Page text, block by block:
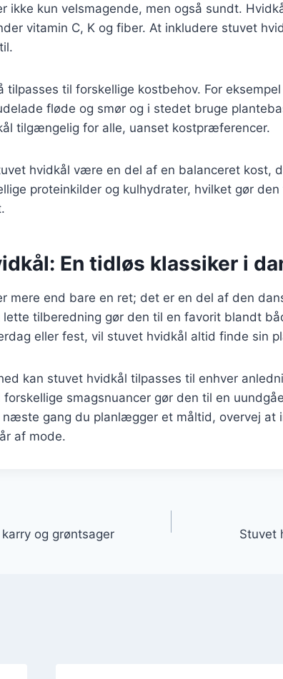
ikke kun velsmagende, men også sundt.
vitamin C, K og fiber. At inkludere stuvet
tilpasses til forskellige kostbehov. For
fløde og smør og i stedet bruge
tilgængelig for alle, uanset kostpræferencer.
hvidkål være en del af en balanceret kost,
proteinkilder og kulhydrater, hvilket gør
En tidløs klassiker i
mere end bare en ret; det er en del af den
lette tilberedning gør den til en favorit blandt
eller fest, vil stuvet hvidkål altid finde sin
kan stuvet hvidkål tilpasses til enhver
forskellige smagsnuancer gør den til en
næste gang du planlægger et måltid, overvej at
af mode.
og grøntsager Stuvet